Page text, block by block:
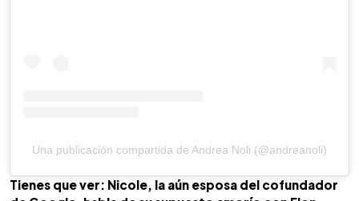
Una publicación compartida de Andrea Noli (@andreanoli)
Tienes que ver: Nicole, la aún esposa del cofundador